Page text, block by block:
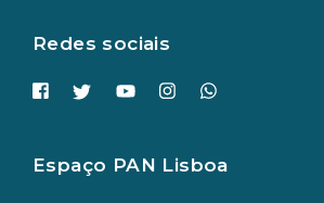
Redes sociais
Espaço PAN Lisboa